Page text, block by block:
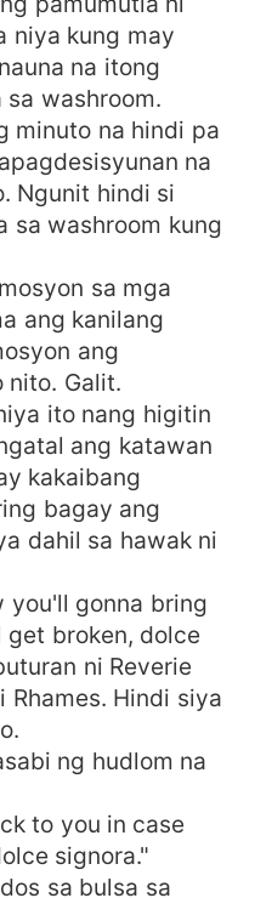
niya kung may
na itong
washroom.
minuto na hindi pa
na
Ngunit hindi si
sa washroom kung
sa mga
ang kanilang
ang
nito. Galit.
ito nang higitin
ang katawan
kakaibang
bagay ang
dahil sa hawak ni
you'll gonna bring
broken, dolce
ni Reverie
Rhames. Hindi siya
ng hudlom na
to you in case
signora."
sa bulsa sa